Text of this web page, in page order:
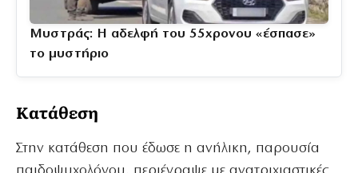
Μυστράς: Η αδελφή του 55χρονου «έσπασε»
το μυστήριο
Κατάθεση
Στην κατάθεση που έδωσε η ανήλικη, παρουσία